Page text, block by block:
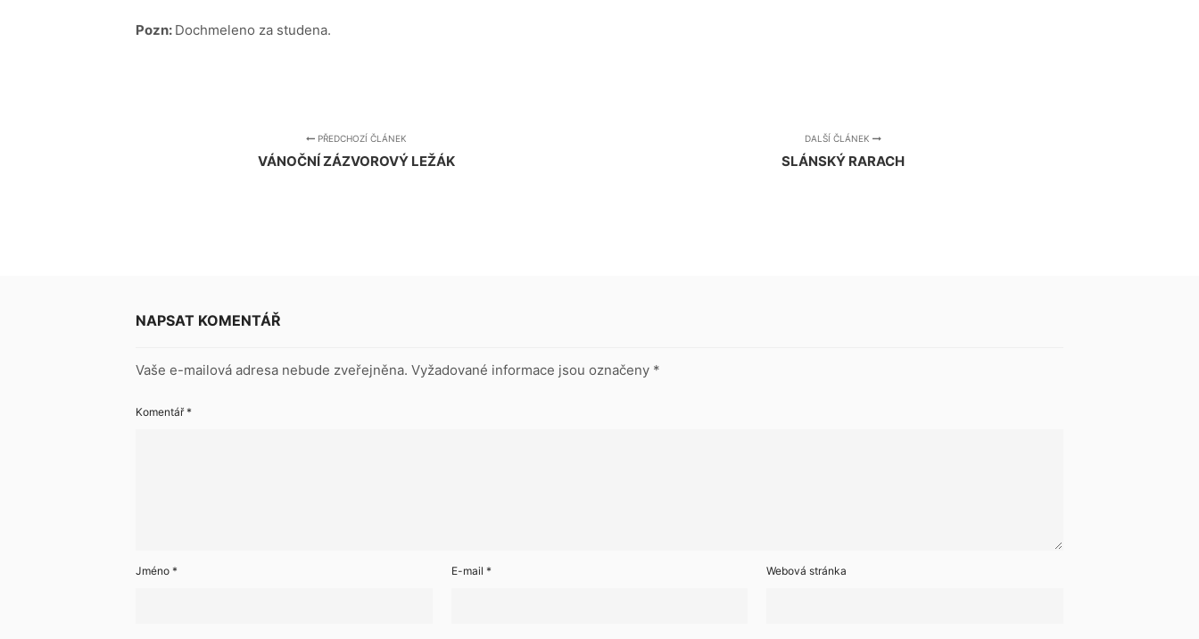
Pozn: Dochmeleno za studena.
PŘEDCHOZÍ ČLÁNEK
VÁNOČNÍ ZÁZVOROVÝ LEŽÁK
DALŠÍ ČLÁNEK
SLÁNSKÝ RARACH
NAPSAT KOMENTÁŘ
Vaše e-mailová adresa nebude zveřejněna. Vyžadované informace jsou označeny *
Komentář*
Jméno * E-mail * Webová stránka